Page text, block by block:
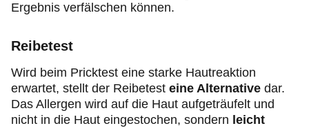
Ergebnis verfälschen können.
Reibetest
Wird beim Pricktest eine starke Hautreaktion
erwartet, stellt der Reibetest eine Alternative dar.
Das Allergen wird auf die Haut aufgeträufelt und
nicht in die Haut eingestochen, sondern leicht